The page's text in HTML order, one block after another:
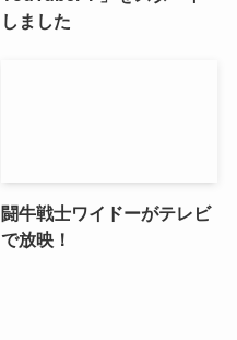
しました
闘牛戦士ワイドーがテレビ
で放映！